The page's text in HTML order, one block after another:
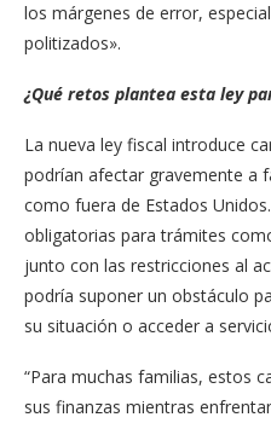
los márgenes de error,
politizados».
¿Qué retos plantea esta ley
La nueva ley fiscal introduce
podrían afectar gravemente a
como fuera de Estados
obligatorias para trámites
junto con las restricciones al
podría suponer un obstáculo
su situación o acceder a
“Para muchas familias, estos
sus finanzas mientras